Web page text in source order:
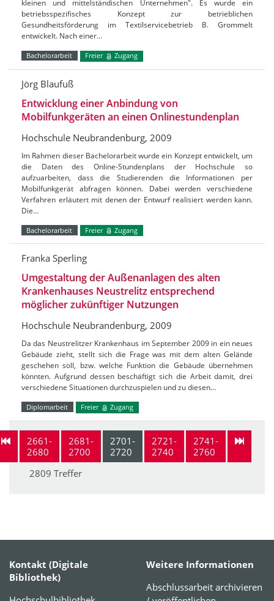
kleinen und mittelständischen Unternehmen". Es wurde ein
betriebsspezifisches Konzept zur betrieblichen
Gesundheitsförderung im Textilservicebetrieb B. Grommelt
entwickelt. Nach einer…
Bachelorarbeit Freier Zugang
Jörg Blaufuß
Entwicklung einer Anbindung von
Mobilfunkgeräten an einen Onlinestundenplan
Hochschule Neubrandenburg, 2009
Im Rahmen dieser Bachelorarbeit wurde ein Konzept entwickelt, um
die Daten des Online-Stundenplans der Hochschule so
aufzuarbeiten, dass die Studierenden die Informationen per
Mobilfunkgerät abfragen können. Dabei werden verschiedene
Verfahren erläutert mit denen der Entwurf realisiert werden kann.
Die…
Bachelorarbeit Freier Zugang
Franka Sperling
Umgestaltung der Außenanlagen des alten
Krankenhauses Neustrelitz entsprechend
möglicher zukünftiger Nutzungen
Hochschule Neubrandenburg, 2009
Da das Neustrelitzer Krankenhaus im September 2009 in ein neues
Gebäude zieht, stellt sich die Frage was mit dem alten Gelände
geschehen soll, bzw. welche Funktion die Gebäude übernehmen
könnten. Aufgrund dessen beschäftigt sich die Arbeit damit, drei
verschiedene Situationen durchzuspielen und zu diesen…
Diplomarbeit Freier Zugang
2661-
2680
2681-
2700
2701-
2720
2721-
2740
2741-
2760
2809 Treffer
Kontakt (Digitale
Bibliothek)
Weitere Informationen
Abschlussarbeit archivieren